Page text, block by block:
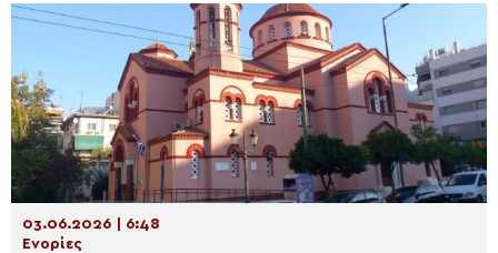
03.06.2026 | 6:48
Ενορίες